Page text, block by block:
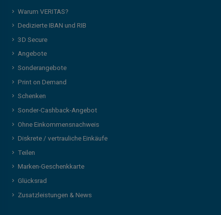
Warum VERITAS?
Dedizierte IBAN und RIB
3D Secure
Angebote
Sonderangebote
Print on Demand
Schenken
Sonder-Cashback-Angebot
Ohne Einkommensnachweis
Diskrete / vertrauliche Einkäufe
Teilen
Marken-Geschenkkarte
Glücksrad
Zusatzleistungen & News